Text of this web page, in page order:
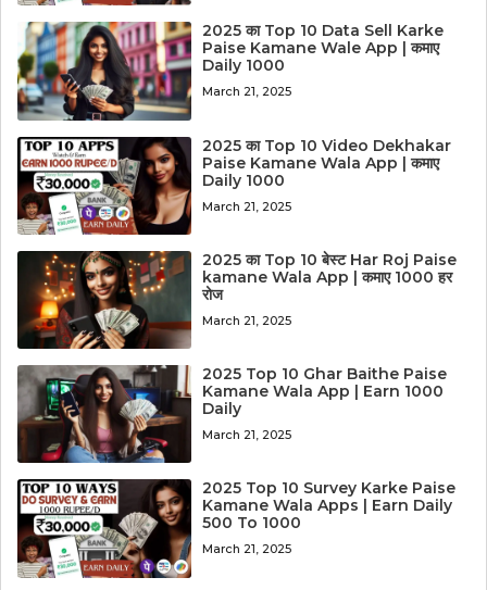
2025 का Top 10 Data Sell Karke
Paise Kamane Wale App | कमाए
Daily 1000
March 21, 2025
2025 का Top 10 Video Dekhakar
Paise Kamane Wala App | कमाए
Daily 1000
March 21, 2025
2025 का Top 10 बेस्ट Har Roj Paise
kamane Wala App | कमाए 1000 हर
रोज
March 21, 2025
2025 Top 10 Ghar Baithe Paise
Kamane Wala App | Earn 1000
Daily
March 21, 2025
2025 Top 10 Survey Karke Paise
Kamane Wala Apps | Earn Daily
500 To 1000
March 21, 2025